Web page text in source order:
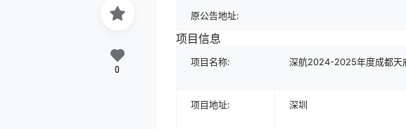
原公告地址:
项目信息
项目名称: 深航2024-2025年度成都天
项目地址: 深圳
0